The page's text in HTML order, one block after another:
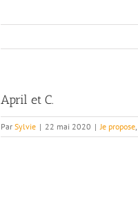
April et C.
ParSylvie | 22 mai 2020 | Je propose